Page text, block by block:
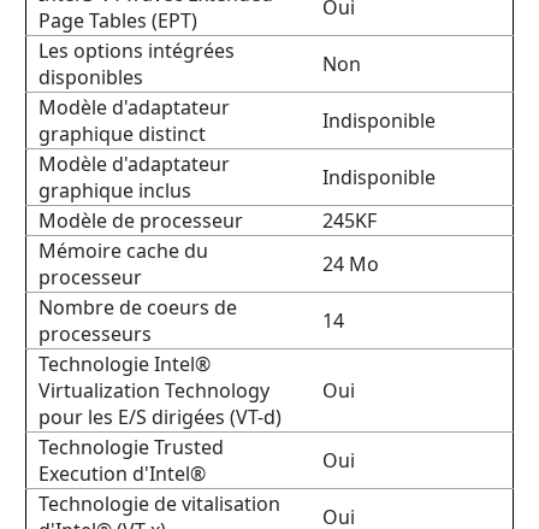
Page Tables (EPT)
Oui
Les options intégrées
disponibles
Non
Modèle d'adaptateur
graphique distinct
Indisponible
Modèle d'adaptateur
graphique inclus
Indisponible
Modèle de processeur
245KF
Mémoire cache du
processeur
24 Mo
Nombre de coeurs de
processeurs
14
Technologie Intel®
Virtualization Technology
pour les E/S dirigées (VT-d)
Oui
Technologie Trusted
Execution d'Intel®
Oui
Technologie de vitalisation
Oui